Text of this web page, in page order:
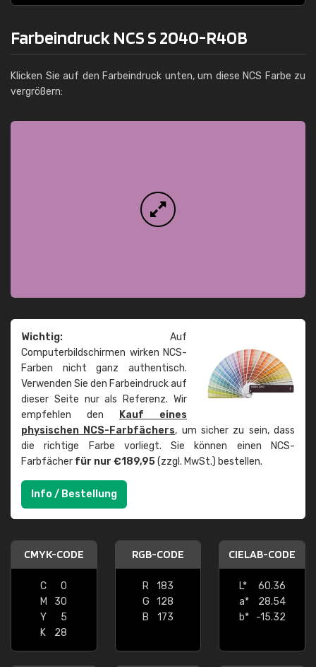
Farbeindruck NCS S 2040-R40B
Klicken Sie auf den Farbeindruck unten, um diese NCS Farbe zu
vergrößern:
Wichtig: Auf
Computerbildschirmen wirken NCS-
Farben nicht ganz authentisch.
Verwenden Sie den Farbeindruck auf
dieser Seite nur als Referenz. Wir
empfehlen den
Kauf eines
physischen NCS-Farbfächers, um sicher zu sein, dass
die richtige Farbe vorliegt. Sie können einen NCS-
Farbfächer für nur €189,95(zzgl. MwSt.) bestellen.
Info / Bestellung
CMYK-CODE
C
0
M
30
Y
5
K
28
RGB-CODE
R
183
G
128
B
173
CIELAB-CODE
L*
60.36
a*
28.54
b*
-15.32